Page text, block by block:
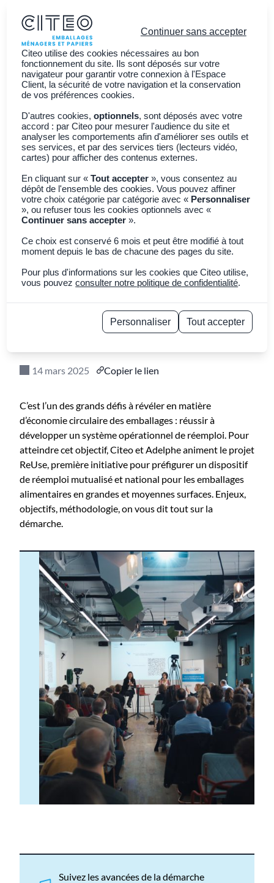
Vous êtes ?
Découvrir CITEO
Actualités
Adhérer à CITEO
Retour à toutes les actualités
réemploi
ReUse : imaginer
aujourd’hui le
dispositif de réemploi
de demain
14 mars 2025 Copier le lien
C’est l’un des grands défis à révéler en matière
d’économie circulaire des emballages : réussir à
développer un système opérationnel de réemploi. Pour
atteindre cet objectif, Citeo et Adelphe animent le projet
ReUse, première initiative pour préfigurer un dispositif
de réemploi mutualisé et national pour les emballages
alimentaires en grandes et moyennes surfaces. Enjeux,
objectifs, méthodologie, on vous dit tout sur la
démarche.
Suivez les avancées de la démarche
Continuer sans accepter
Citeo utilise des cookies nécessaires au bon
fonctionnement du site. Ils sont déposés sur votre
navigateur pour garantir votre connexion à l'Espace
Client, la sécurité de votre navigation et la conservation
de vos préférences cookies.
D'autres cookies,optionnels, sont déposés avec votre
accord : par Citeo pour mesurer l'audience du site et
analyser les comportements afin d'améliorer ses outils et
ses services, et par des services tiers (lecteurs vidéo,
cartes) pour afficher des contenus externes.
En cliquant sur «Tout accepter », vous consentez au
dépôt de l'ensemble des cookies. Vous pouvez affiner
votre choix catégorie par catégorie avec « Personnaliser
», ou refuser tous les cookies optionnels avec «
Continuer sans accepter ».
Ce choix est conservé 6 mois et peut être modifié à tout
moment depuis le bas de chacune des pages du site.
Pour plus d'informations sur les cookies que Citeo utilise,
vous pouvezconsulter notre politique de confidentialité.
Personnaliser
Tout accepter